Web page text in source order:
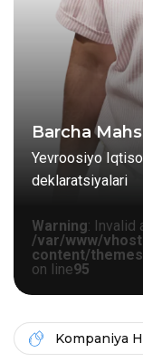
Barcha
Yevroosiyo
deklaratsiyalari
Warning: Invalid
/var/www/
content/
on line95
Kompaniya